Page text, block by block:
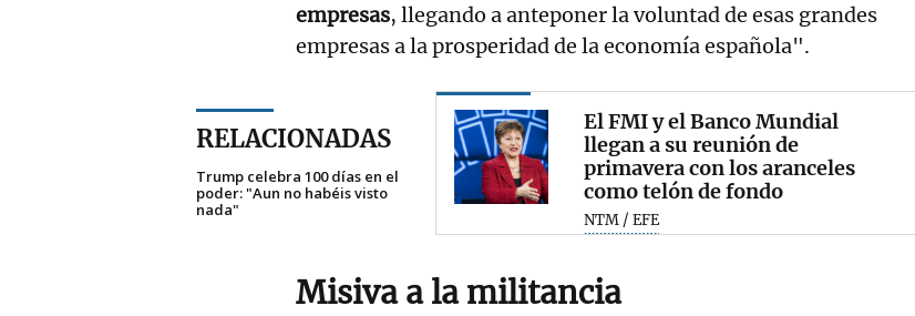
empresas, llegando a anteponer la voluntad de esas grandes
empresas a la prosperidad de la economía española".
RELACIONADAS
Trump celebra 100 días en el
poder: "Aun no habéis visto
nada"
El FMI y el Banco Mundial
llegan a su reunión de
primavera con los aranceles
como telón de fondo
NTM / EFE
Misiva a la militancia